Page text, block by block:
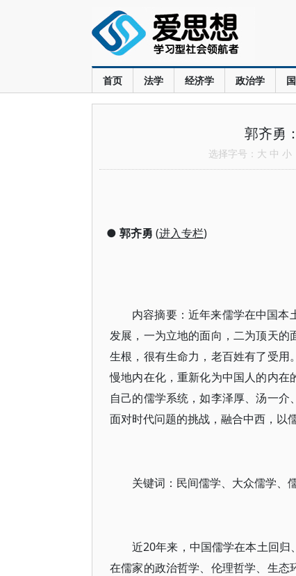
首页 法学 经济学 政治学
郭齐勇
选择字号： 大 中 小
● 郭齐勇 (进入专栏)
内容摘要：近年来儒学在中国本
发展，一为立地的面向，二为顶天
生根，很有生命力，老百姓有了受用
慢地内在化，重新化为中国人的内在
自己的儒学系统，如李泽厚、汤一
面对时代问题的挑战，融合中西，以
关键词：民间儒学、大众儒学、
近20年来，中国儒学在本土回
在儒家的政治哲学、伦理哲学、生